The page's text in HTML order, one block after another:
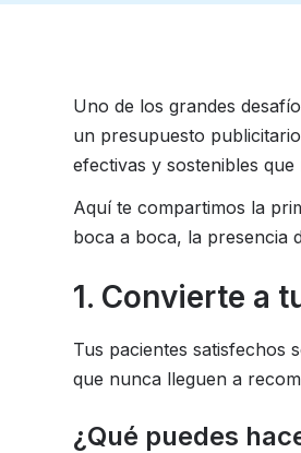
Uno de los grandes
un presupuesto
efectivas y sostenibles
Aquí te compartimos la
boca a boca, la presencia
1. Convierte a
Tus pacientes satisfechos
que nunca lleguen a
¿Qué puedes